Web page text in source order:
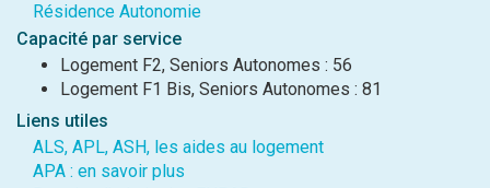
Résidence Autonomie
Capacité par service
Logement F2, Seniors Autonomes : 56
Logement F1 Bis, Seniors Autonomes : 81
Liens utiles
ALS, APL, ASH, les aides au logement
APA : en savoir plus